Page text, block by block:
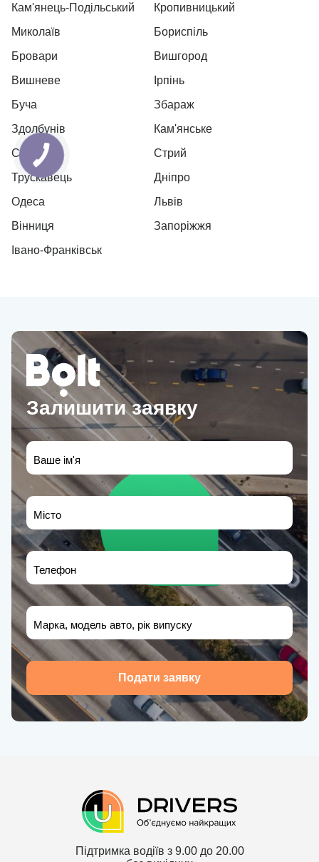
Кам'янець-Подільський
Кропивницький
Миколаїв
Бориспіль
Бровари
Вишгород
Вишневе
Ірпінь
Буча
Збараж
Здолбунів
Кам'янське
Самар
Стрий
Трускавець
Дніпро
Одеса
Львів
Вінниця
Запоріжжя
Івано-Франківськ
Залишити заявку
Ваше ім'я
Місто
Телефон
Марка, модель авто, рік випуску
Подати заявку
Підтримка водіїв з 9.00 до 20.00